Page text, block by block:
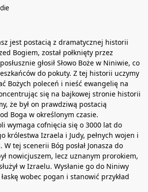
jest postacią z dramatycznej historii
Bogiem, został połknięty przez
głosił Słowo Boże w Niniwie, co
do pokuty. Z tej historii uczymy
Bożych poleceń i nieść ewangelię na
się na bajkowej stronie historii
że był on prawdziwą postacią
Boga w określonym czasie.
wymaga cofnięcia się o 3000 lat do
królestwa Izraela i Judy, pełnych wojen i
tej scenerii Bóg posłał Jonasza do
nowicjuszem, lecz uznanym prorokiem,
w Izraelu. Wysłanie go do Niniwy
wobec pogan i stanowić przykład